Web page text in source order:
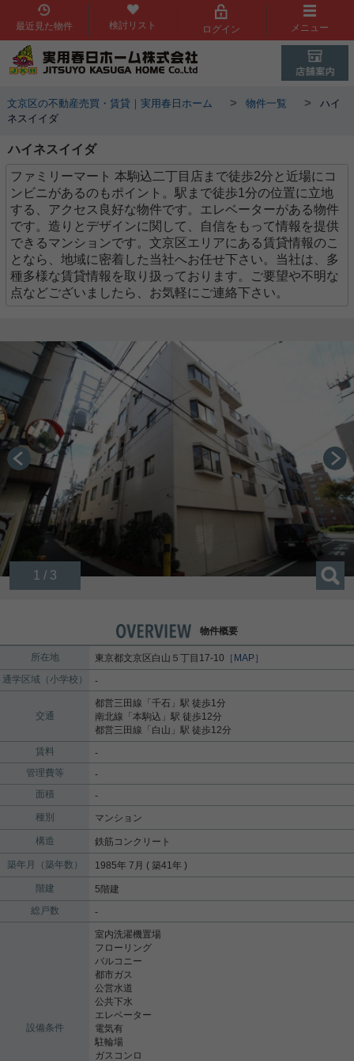
最近見た物件 検討リスト ログイン メニュー
文京区の不動産売買・賃貸｜実用春日ホーム > 物件一覧 >
ハイ
ネスイイダ
ハイネスイイダ
ファミリーマート 本駒込二丁目店まで徒歩2分と近場にコ
ンビニがあるのもポイント。駅まで徒歩1分の位置に立地
する、アクセス良好な物件です。エレベーターがある物件
です。造りとデザインに関して、自信をもって情報を提供
できるマンションです。文京区エリアにある賃貸情報のこ
となら、地域に密着した当社へお任せ下さい。当社は、多
種多様な賃貸情報を取り扱っております。ご要望や不明な
点などございましたら、お気軽にご連絡下さい。
1 / 3
物件概要
所在地 東京都文京区白山 ５丁目17-10 ［MAP］
通学区域（小学校）
-
交通
都営三田線 「千石 」駅 徒歩1分
南北線 「本駒込 」駅 徒歩12分
都営三田線 「白山 」駅 徒歩12分
賃料
-
管理費等
-
面積
-
種別
マンション
構造 鉄筋コンクリート
築年月（築年数） 1985年 7月 ( 築41年 )
階建
5階建
総戸数
-
設備条件
室内洗濯機置場
フローリング
バルコニー
都市ガス
公営水道
公共下水
エレベーター
電気有
駐輪場
ガスコンロ